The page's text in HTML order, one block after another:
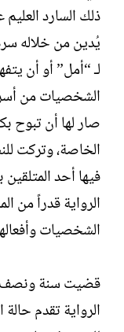
ذلك السارد
يُدين من خلاله
لـ “أمل” أو أن
الشخصيات من أسر
صار لها أن تبوح
الخاصة، وتركت
فيها أحد
الرواية قدراً من
الشخصيات
قضيت سنة ونصف
الرواية تقدم